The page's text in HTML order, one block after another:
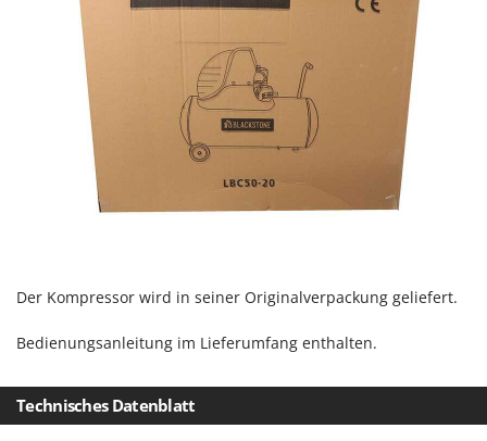
MTD
New O.M.R.A.
Nilfisk
Ninja
Novatec
Novital
O
Officine Savioli
Olix
Der Kompressor wird in seiner Originalverpackung geliefert.
Bedienungsanleitung im Lieferumfang enthalten.
Technisches Datenblatt